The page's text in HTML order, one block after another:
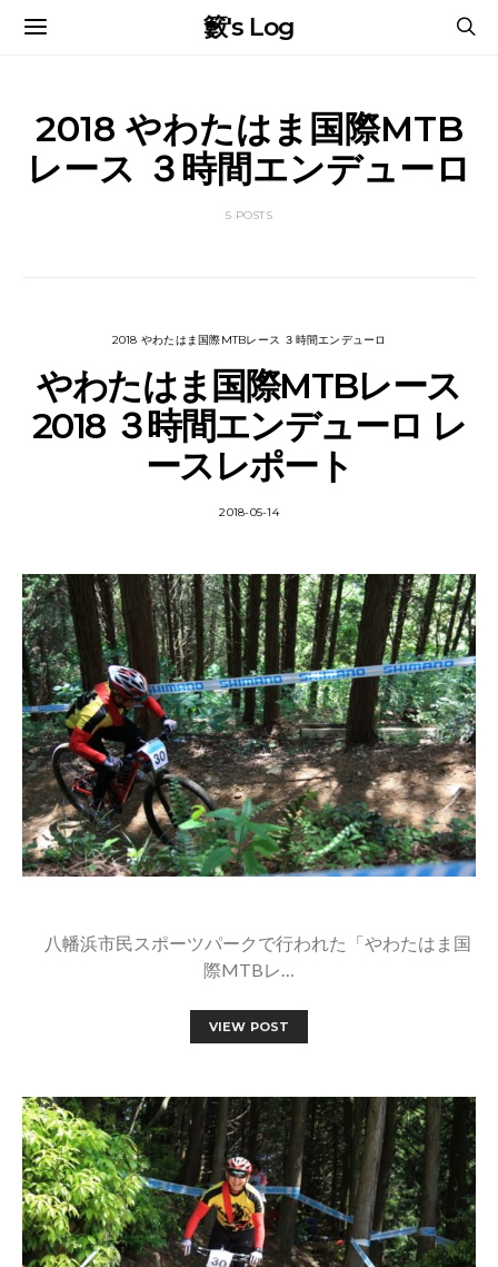
籔's Log
2018 やわたはま国際MTB
レース ３時間エンデューロ
5 POSTS
2018 やわたはま国際MTBレース ３時間エンデューロ
やわたはま国際MTBレース
2018 ３時間エンデューロ レ
ースレポート
2018-05-14
八幡浜市民スポーツパークで行われた「やわたはま国
際MTBレ…
VIEW POST